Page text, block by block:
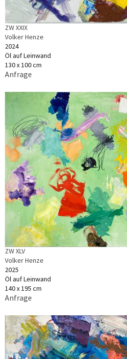
ZW XXIX
Volker Henze
2024
Öl auf Leinwand
130 x 100 cm
Anfrage
ZW XLV
Volker Henze
2025
Öl auf Leinwand
140 x 195 cm
Anfrage